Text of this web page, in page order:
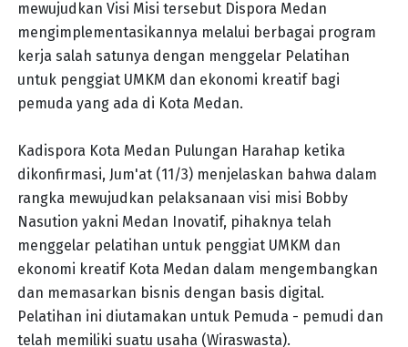
mewujudkan Visi Misi tersebut Dispora Medan
mengimplementasikannya melalui berbagai program
kerja salah satunya dengan menggelar Pelatihan
untuk penggiat UMKM dan ekonomi kreatif bagi
pemuda yang ada di Kota Medan.
Kadispora Kota Medan Pulungan Harahap ketika
dikonfirmasi, Jum'at (11/3) menjelaskan bahwa dalam
rangka mewujudkan pelaksanaan visi misi Bobby
Nasution yakni Medan Inovatif, pihaknya telah
menggelar pelatihan untuk penggiat UMKM dan
ekonomi kreatif Kota Medan dalam mengembangkan
dan memasarkan bisnis dengan basis digital.
Pelatihan ini diutamakan untuk Pemuda - pemudi dan
telah memiliki suatu usaha (Wiraswasta).